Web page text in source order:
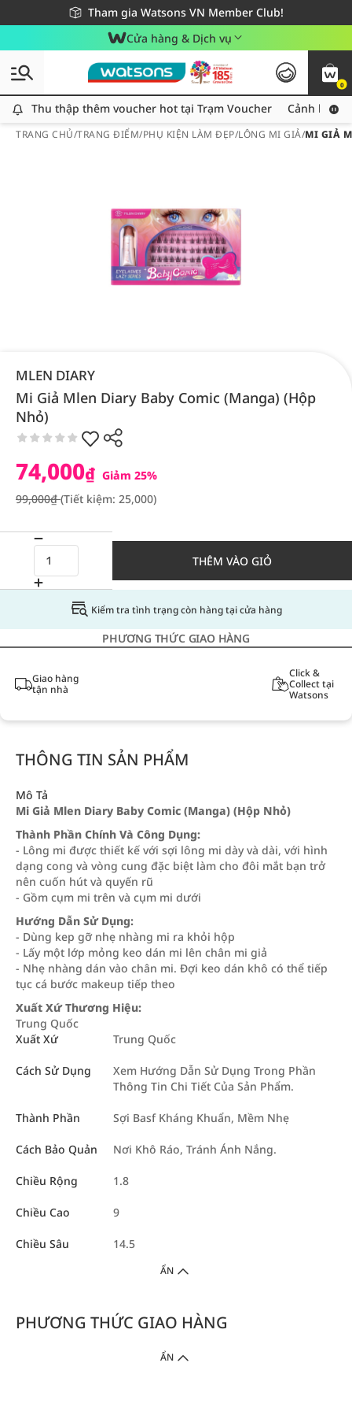
Tham gia Watsons VN Member Club!
Miễn phí giao hàng cho đơn hàng từ 249,000Đ
Giao hàng nhanh 24h - Áp dụng khu vực TP. Hồ Chí Minh
Cửa hàng & Dịch vụ
0
Thu thập thêm voucher hot tại Trạm Voucher
Thu thập thêm voucher hot tại Trạm Voucher Cảnh báo
TRANG CHỦ/TRANG ĐIỂM/PHỤ KIỆN LÀM ĐẸP/LÔNG MI GIẢ/MI GIẢ
MLEN DIARY
Mi Giả Mlen Diary Baby Comic (Manga) (Hộp
Nhỏ)
74,000₫ Giảm 25%
99,000₫(Tiết kiệm: 25,000)
THÊM VÀO GIỎ
Kiểm tra tình trạng còn hàng tại cửa hàng
PHƯƠNG THỨC GIAO HÀNG
Giao hàng
tận nhà
Click &
Collect tại
Watsons
THÔNG TIN SẢN PHẨM
Mô Tả
Mi Giả Mlen Diary Baby Comic (Manga) (Hộp Nhỏ)
Thành Phần Chính Và Công Dụng:
- Lông mi được thiết kế với sợi lông mi dày và dài, với hình
dạng cong và vòng cung đặc biệt làm cho đôi mắt bạn trở
nên cuốn hút và quyến rũ
- Gồm cụm mi trên và cụm mi dưới
Hướng Dẫn Sử Dụng:
- Dùng kep gỡ nhẹ nhàng mi ra khỏi hộp
- Lấy một lớp mỏng keo dán mi lên chân mi giả
- Nhẹ nhàng dán vào chân mi. Đợi keo dán khô có thể tiếp
tục cá bước makeup tiếp theo
Xuất Xứ Thương Hiệu:
Trung Quốc
Xuất Xứ
Trung Quốc
Cách Sử Dụng
Xem Hướng Dẫn Sử Dụng Trong Phần
Thông Tin Chi Tiết Của Sản Phẩm.
Thành Phần Sợi Basf Kháng Khuẩn, Mềm Nhẹ
Cách Bảo Quản Nơi Khô Ráo, Tránh Ánh Nắng.
Chiều Rộng 1.8
Chiều Cao 9
Chiều Sâu 14.5
ẨN
PHƯƠNG THỨC GIAO HÀNG
ẨN